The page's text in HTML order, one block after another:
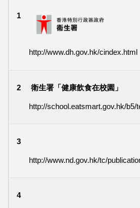
1
http://www.dh.gov.hk/cindex.html
2 衛生署「健康飲食在校園」
http://school.eatsmart.gov.hk/b5/
3
http://www.nd.gov.hk/tc/
4